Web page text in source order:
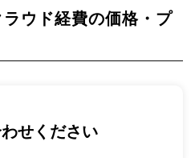
ウド経費の価格・プ
せください